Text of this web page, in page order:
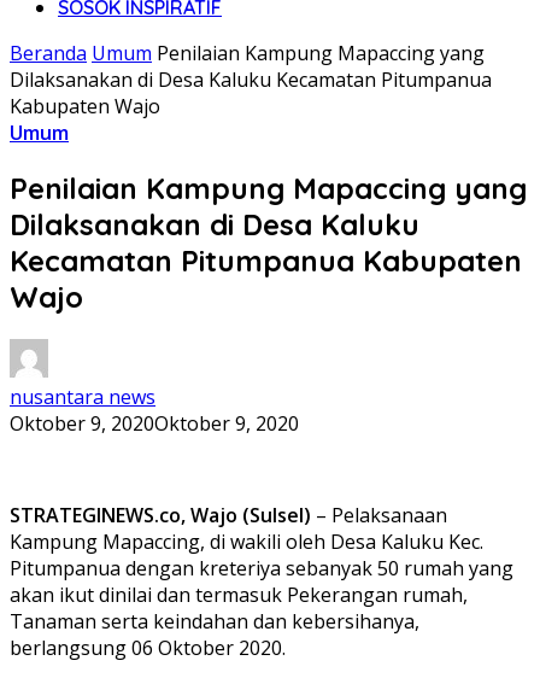
SOSOK INSPIRATIF
Beranda Umum Penilaian Kampung Mapaccing yang
Dilaksanakan di Desa Kaluku Kecamatan Pitumpanua
Kabupaten Wajo
Umum
Penilaian Kampung Mapaccing yang
Dilaksanakan di Desa Kaluku
Kecamatan Pitumpanua Kabupaten
Wajo
nusantara news
Oktober 9, 2020Oktober 9, 2020
STRATEGINEWS.co, Wajo (Sulsel) – Pelaksanaan
Kampung Mapaccing, di wakili oleh Desa Kaluku Kec.
Pitumpanua dengan kreteriya sebanyak 50 rumah yang
akan ikut dinilai dan termasuk Pekerangan rumah,
Tanaman serta keindahan dan kebersihanya,
berlangsung 06 Oktober 2020.